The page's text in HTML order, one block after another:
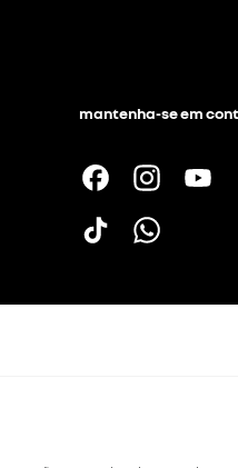
mantenha-se em